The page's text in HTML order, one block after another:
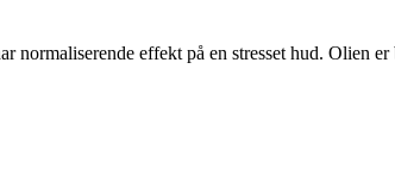
effekt på en stresset hud. Olien